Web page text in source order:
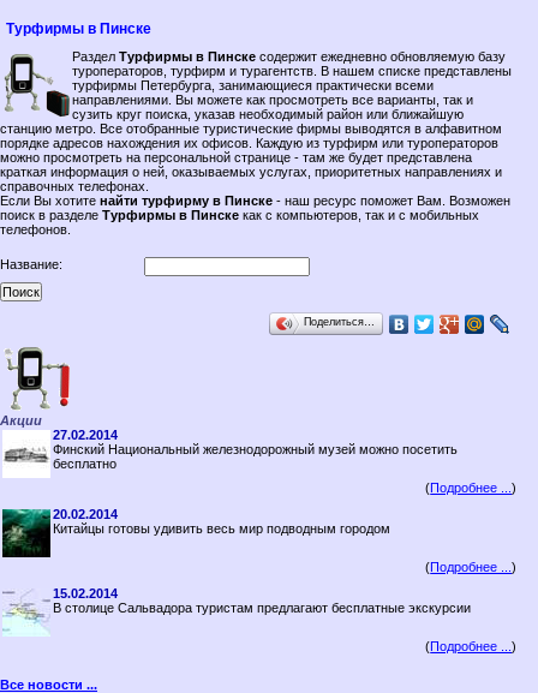
Турфирмы в Пинске
Раздел Турфирмы в Пинске содержит ежедневно обновляемую базу
туроператоров, турфирм и турагентств. В нашем списке представлены
турфирмы Петербурга, занимающиеся практически всеми
направлениями. Вы можете как просмотреть все варианты, так и
сузить круг поиска, указав необходимый район или ближайшую
станцию метро. Все отобранные туристические фирмы выводятся в алфавитном
порядке адресов нахождения их офисов. Каждую из турфирм или туроператоров
можно просмотреть на персональной странице - там же будет представлена
краткая информация о ней, оказываемых услугах, приоритетных направлениях и
справочных телефонах.
Если Вы хотите найти турфирму в Пинске - наш ресурс поможет Вам. Возможен
поиск в разделе Турфирмы в Пинске как с компьютеров, так и с мобильных
телефонов.
Название:
Поделиться…
Акции
27.02.2014
Финский Национальный железнодорожный музей можно посетить
бесплатно
(Подробнее ...)
20.02.2014
Китайцы готовы удивить весь мир подводным городом
(Подробнее ...)
15.02.2014
В столице Сальвадора туристам предлагают бесплатные экскурсии
(Подробнее ...)
Все новости ...